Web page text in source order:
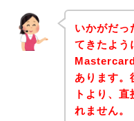
いかがだっ
てきたよ
あります。
トより、
れません。